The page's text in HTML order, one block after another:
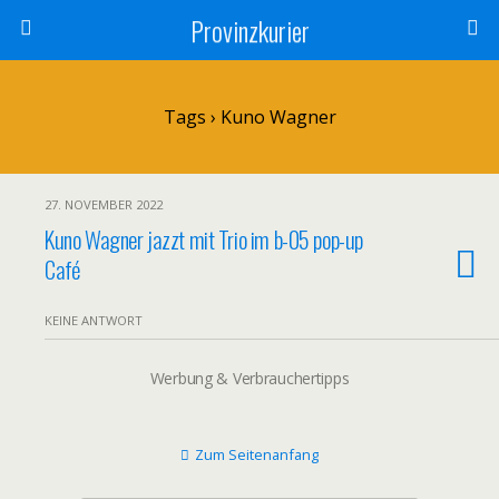
Provinzkurier
Tags › Kuno Wagner
27. NOVEMBER 2022
Kuno Wagner jazzt mit Trio im b-05 pop-up
Café
KEINE ANTWORT
Werbung & Verbrauchertipps
Zum Seitenanfang